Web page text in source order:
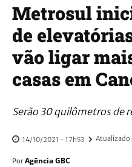
Metrosul
de
vão ligar
casas em
Serão 30 quilômetros de
14/10/2021 - 17h53 Atualizado
Por Agência GBC